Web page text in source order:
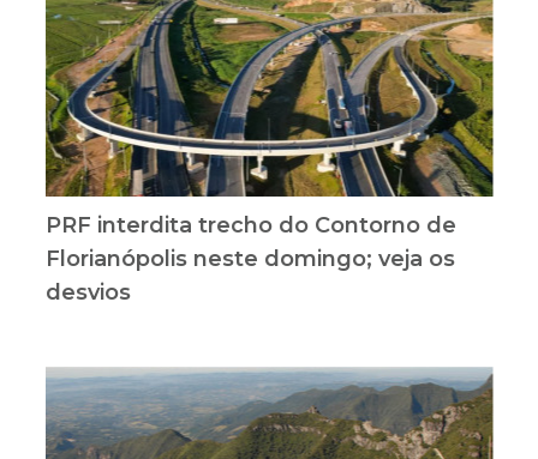
PRF interdita trecho do Contorno de
Florianópolis neste domingo; veja os
desvios